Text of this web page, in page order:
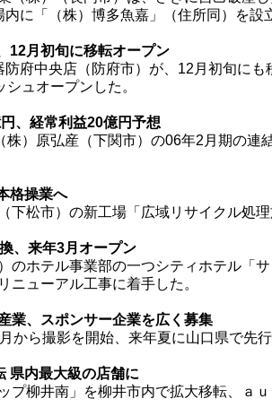
に「（株）博多魚嘉」（住所同）を設
12月初旬に移転オープン
府中央店（防府市）が、12月初旬に
ュオープンした。
、経常利益20億円予想
）原弘産（下関市）の06年2月期の連
格操業へ
松市）の新工場「広域リサイクル処
、来年3月オープン
ホテル事業部の一つシティホテル「
ニューアル工事に着手した。
業、スポンサー企業を広く募集
ら撮影を開始、来年夏に山口県で先
県内最大級の店舗に
柳井南」を柳井市内で拡大移転、ａ